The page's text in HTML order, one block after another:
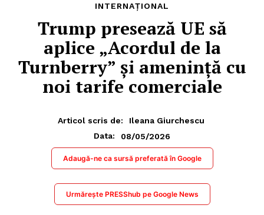
INTERNAȚIONAL
Trump presează UE să
aplice „Acordul de la
Turnberry” și amenință cu
noi tarife comerciale
Articol scris de:
Ileana Giurchescu
Data:
08/05/2026
Adaugă-ne ca sursă preferată în Google
Urmărește PRESShub pe Google News